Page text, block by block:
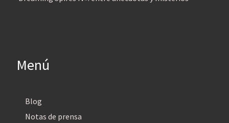
Menú
Blog
Notas de prensa